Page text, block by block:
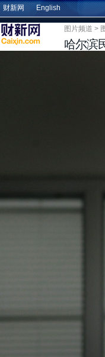
财新网 English
图片频道 >
哈尔滨